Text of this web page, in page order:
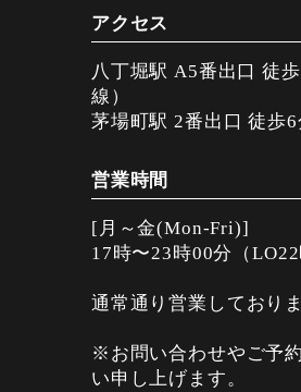
アクセス
八丁堀駅 A5番出口 徒
線）
茅場町駅 2番出口 徒歩6
営業時間
[月～金(Mon-Fri)]
17時〜23時00分（LO22
通常通り営業しておりま
※お問い合わせやご予
い申し上げます。